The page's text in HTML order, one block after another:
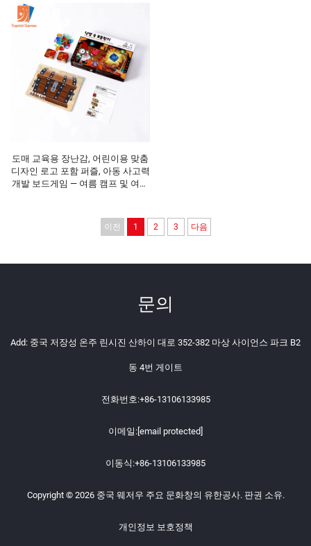
도매 교육용 장난감, 어린이용 맞춤
디자인 로고 포함 퍼즐, 아동 사고력
개발 보드게임 — 여름 캠프 및 여가
이전 1 2 3 다음
문의
Add: 중국 저장성 온주 린시진 산하이 대로 352-382 마상 사이언스 파크 B2
동 4번 게이트
전화번호:+86-13106133985
이메일: [email protected]
이동식:+86-13106133985
Copyright © 2026 중국 웨저우 주요 문화창의 유한공사. 판권 소유.
개인정보 보호정책